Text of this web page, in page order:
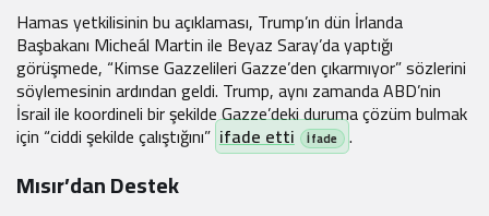
Borsa
Hisse senetlerinde son durum!
Yol Durumu
Fikstür
Hamas yetkilisinin bu açıklaması, Trump’ın dün İrlanda
Başbakanı Micheál Martin ile Beyaz Saray’da yaptığı
görüşmede, “Kimse Gazzelileri Gazze’den çıkarmıyor” sözlerini
söylemesinin ardından geldi. Trump, aynı zamanda ABD’nin
İsrail ile koordineli bir şekilde Gazze’deki duruma çözüm bulmak
için “ciddi şekilde çalıştığını” ifade etti .
Mısır’dan Destek